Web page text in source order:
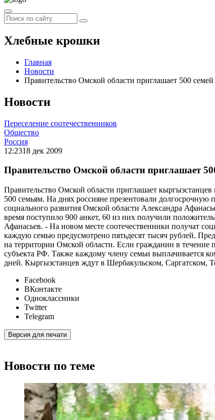
Хлебные крошки
Главная
Новости
Правительство Омской области приглашает 500 семей
Новости
Переселение соотечественников
Общество
Россия
12:2318 дек 2009
Правительство Омской области приглашает
Правительство Омской области приглашает
500 семьям. На днях россияне презентовали
социального развития Омской области Александра
время поступило 900 анкет, 60 из них получили
Афанасьев. - На новом месте соотечественники получат
каждую семью предусмотрено пятьдесят тысяч рублей.
на территории Омской области. Если гражданин в течение
субъекта РФ. Также каждому члену семьи выплачивается
дней. Кыргызстанцев ждут в Шербакульском, Саргатском,
Facebook
ВКонтакте
Одноклассники
Twitter
Telegram
Версия для печати
Новости по теме